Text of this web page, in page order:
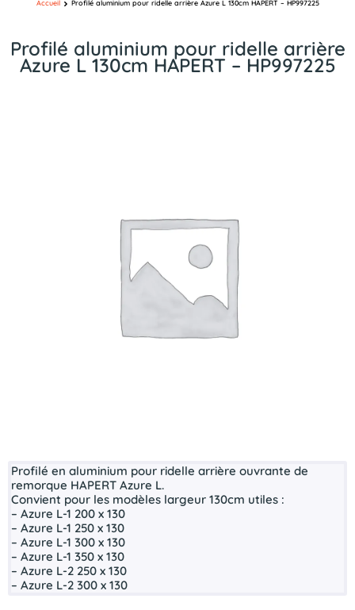
Profilé aluminium pour ridelle arrière
Azure L 130cm HAPERT – HP997225
Accueil Profilé aluminium pour ridelle arrière Azure L 130cm HAPERT – HP997225
Profilé en aluminium pour ridelle arrière ouvrante de
remorque HAPERT Azure L.
Convient pour les modèles largeur 130cm utiles :
– Azure L-1 200 x 130
– Azure L-1 250 x 130
– Azure L-1 300 x 130
– Azure L-1 350 x 130
– Azure L-2 250 x 130
– Azure L-2 300 x 130